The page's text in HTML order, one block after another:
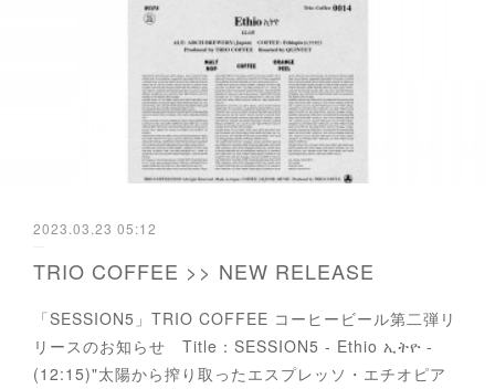
2023.03.23 05:12
TRIO COFFEE >> NEW RELEASE
「SESSION5」TRIO COFFEE コーヒービール第二弾リ
リースのお知らせ Title：SESSION5 - Ethio ኢትዮ -
(12:15)"太陽から搾り取ったエスプレッソ・エチオピア